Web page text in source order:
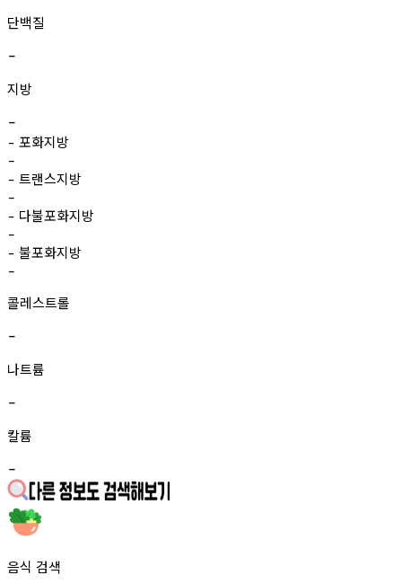
단백질
-
지방
-
- 포화지방
-
- 트랜스지방
-
- 다불포화지방
-
- 불포화지방
-
콜레스트롤
-
나트륨
-
칼륨
-
음식 검색